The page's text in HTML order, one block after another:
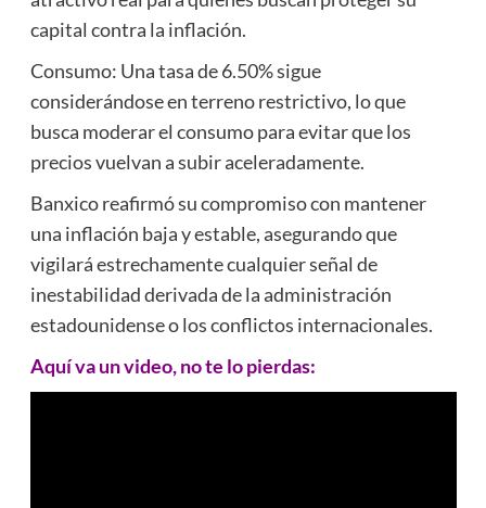
capital contra la inflación.
Consumo: Una tasa de 6.50% sigue
considerándose en terreno restrictivo, lo que
busca moderar el consumo para evitar que los
precios vuelvan a subir aceleradamente.
Banxico reafirmó su compromiso con mantener
una inflación baja y estable, asegurando que
vigilará estrechamente cualquier señal de
inestabilidad derivada de la administración
estadounidense o los conflictos internacionales.
Aquí va un video, no te lo pierdas: